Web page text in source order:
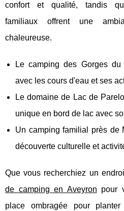
confort et qualité, tandis
familiaux offrent une
chaleureuse.
Le camping des Gorges
avec les cours d'eau et ses
Le domaine de Lac de
unique en bord de lac avec
Un camping familial près de
découverte culturelle et
Que vous recherchiez un
de camping en Aveyron pour
place ombragée pour